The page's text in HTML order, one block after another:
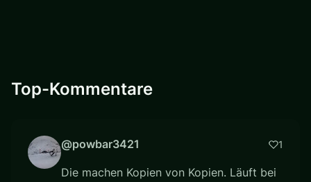
Top-Kommentare
@powbar3421 1
Die machen Kopien von Kopien. Läuft bei